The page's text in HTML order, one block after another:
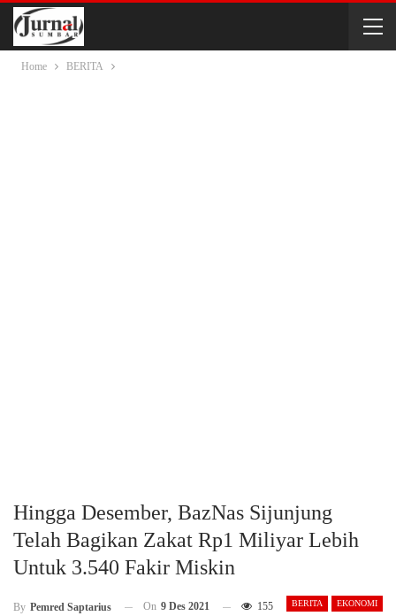
Home BERITA
Hingga Desember, BazNas Sijunjung
Telah Bagikan Zakat Rp1 Miliyar Lebih
Untuk 3.540 Fakir Miskin
BERITA EKONOMI
By Pemred Saptarius On 9 Des 2021 155